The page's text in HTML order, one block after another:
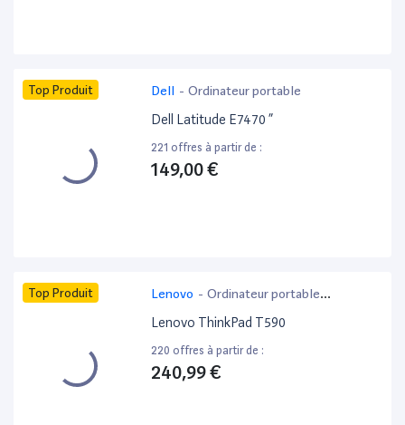
Top Produit Dell - Ordinateur portable
Dell Latitude E7470 ”
221 offres à partir de :
149,00 €
Top Produit Lenovo - Ordinateur portable
bureautique
Lenovo ThinkPad T590
220 offres à partir de :
240,99 €